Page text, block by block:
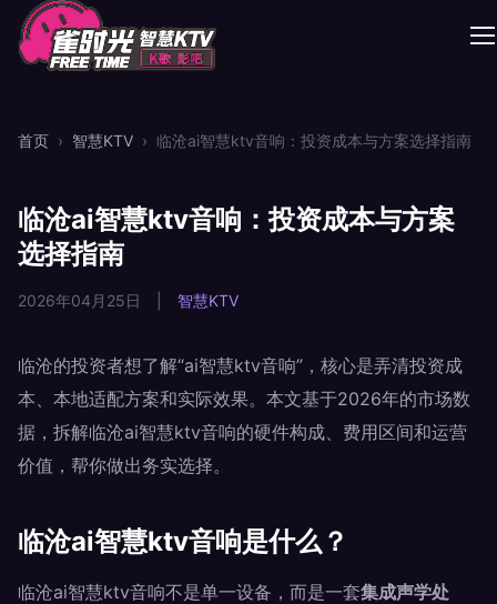
首页 › 智慧KTV › 临沧ai智慧ktv音响：投资成本与方案选择指南
临沧ai智慧ktv音响：投资成本与方案
选择指南
2026年04月25日 智慧KTV
临沧的投资者想了解“ai智慧ktv音响”，核心是弄清投资成
本、本地适配方案和实际效果。本文基于2026年的市场数
据，拆解临沧ai智慧ktv音响的硬件构成、费用区间和运营
价值，帮你做出务实选择。
临沧ai智慧ktv音响是什么？
临沧ai智慧ktv音响不是单一设备，而是一套集成声学处